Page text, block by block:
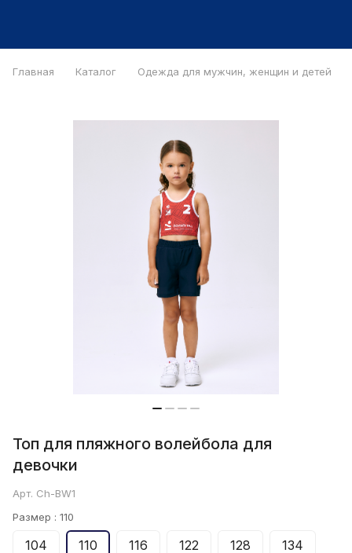
Главная Каталог Одежда для мужчин, женщин и детей
Топ для пляжного волейбола для
девочки
Арт. Ch-BW1
Размер : 110
104 110 116 122 128 134